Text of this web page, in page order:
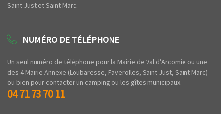
Saint Just et Saint Marc.
NUMÉRO DE TÉLÉPHONE
Un seul numéro de téléphone pour la Mairie de Val d’Arcomie ou une
des 4 Mairie Annexe (Loubaresse, Faverolles, Saint Just, Saint Marc)
ou bien pour contacter un camping ou les gîtes municipaux.
04 71 73 70 11